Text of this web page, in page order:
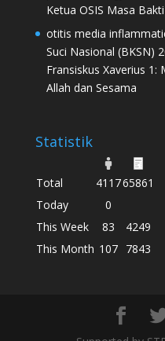
Ketua OSIS Masa
otitis media
Suci Nasional (BKSN)
Fransiskus Xaverius 1:
Allah dan Sesama
Statistik
Total 411765861
Today
0
This Week
83
4249
This Month 107 7843